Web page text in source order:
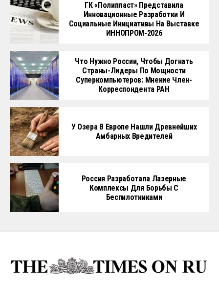
ГК «Полипласт» Представила
Инновационные Разработки И
Социальные Инициативы На Выставке
ИННОПРОМ-2026
Что Нужно России, Чтобы Догнать
Страны-Лидеры По Мощности
Суперкомпьютеров: Мнение Член-
Корреспондента РАН
У Озера В Европе Нашли Древнейших
Амбарных Вредителей
Россия Разработала Лазерные
Комплексы Для Борьбы С
Беспилотниками